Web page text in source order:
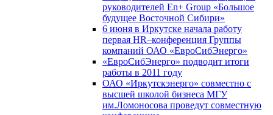
руководителей En+ Group «Большое
будущее Восточной Сибири»
6 июня в Иркутске начала работу
первая HR–конференция Группы
компаний ОАО «ЕвроСибЭнерго»
«ЕвроСибЭнерго» подводит итоги
работы в 2011 году
ОАО «Иркутскэнерго» совместно с
высшей школой бизнеса МГУ
им.Ломоносова проведут совместную